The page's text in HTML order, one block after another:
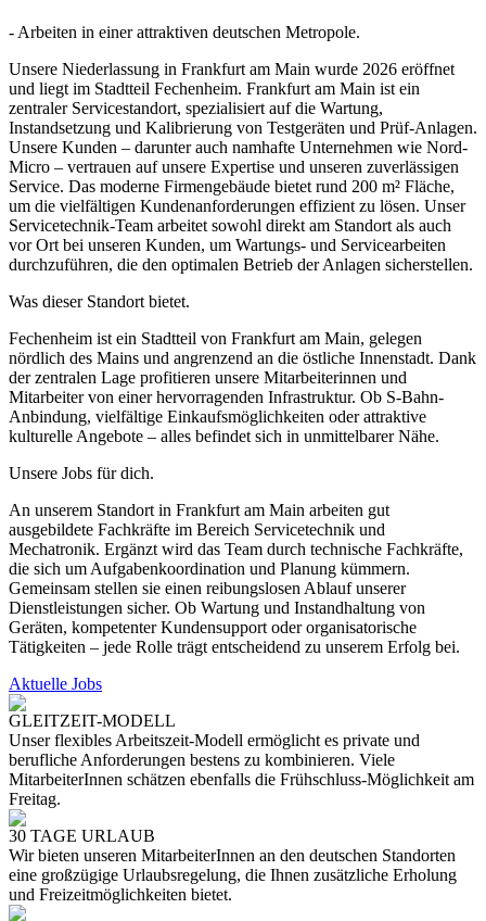
- Arbeiten in einer attraktiven deutschen Metropole.
Unsere Niederlassung in Frankfurt am Main wurde 2026 eröffnet
und liegt im Stadtteil Fechenheim. Frankfurt am Main ist ein
zentraler Servicestandort, spezialisiert auf die Wartung,
Instandsetzung und Kalibrierung von Testgeräten und Prüf-Anlagen.
Unsere Kunden – darunter auch namhafte Unternehmen wie Nord-
Micro – vertrauen auf unsere Expertise und unseren zuverlässigen
Service. Das moderne Firmengebäude bietet rund 200 m² Fläche,
um die vielfältigen Kundenanforderungen effizient zu lösen. Unser
Servicetechnik-Team arbeitet sowohl direkt am Standort als auch
vor Ort bei unseren Kunden, um Wartungs- und Servicearbeiten
durchzuführen, die den optimalen Betrieb der Anlagen sicherstellen.
Was dieser Standort bietet.
Fechenheim ist ein Stadtteil von Frankfurt am Main, gelegen
nördlich des Mains und angrenzend an die östliche Innenstadt. Dank
der zentralen Lage profitieren unsere Mitarbeiterinnen und
Mitarbeiter von einer hervorragenden Infrastruktur. Ob S-Bahn-
Anbindung, vielfältige Einkaufsmöglichkeiten oder attraktive
kulturelle Angebote – alles befindet sich in unmittelbarer Nähe.
Unsere Jobs für dich.
An unserem Standort in Frankfurt am Main arbeiten gut
ausgebildete Fachkräfte im Bereich Servicetechnik und
Mechatronik. Ergänzt wird das Team durch technische Fachkräfte,
die sich um Aufgabenkoordination und Planung kümmern.
Gemeinsam stellen sie einen reibungslosen Ablauf unserer
Dienstleistungen sicher. Ob Wartung und Instandhaltung von
Geräten, kompetenter Kundensupport oder organisatorische
Tätigkeiten – jede Rolle trägt entscheidend zu unserem Erfolg bei.
Aktuelle Jobs
GLEITZEIT-MODELL
Unser flexibles Arbeitszeit-Modell ermöglicht es private und
berufliche Anforderungen bestens zu kombinieren. Viele
MitarbeiterInnen schätzen ebenfalls die Frühschluss-Möglichkeit am
Freitag.
30 TAGE URLAUB
Wir bieten unseren MitarbeiterInnen an den deutschen Standorten
eine großzügige Urlaubsregelung, die Ihnen zusätzliche Erholung
und Freizeitmöglichkeiten bietet.